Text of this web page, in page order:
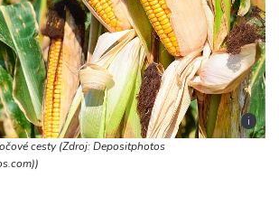
i
cesty (Zdroj: Depositphotos